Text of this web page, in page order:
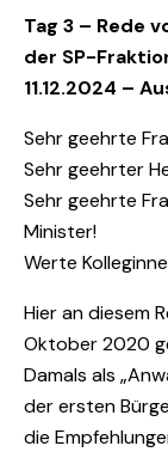
Tag 3 – Rede
der SP-
11.12.2024 –
Sehr geehrte
Sehr geehrter
Sehr geehrte
Minister!
Werte
Hier an diesem
Oktober 2020
Damals als
der ersten
die